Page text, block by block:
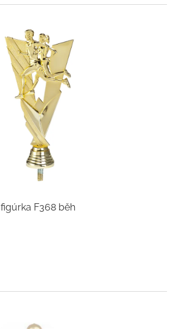
figúrka F368 běh